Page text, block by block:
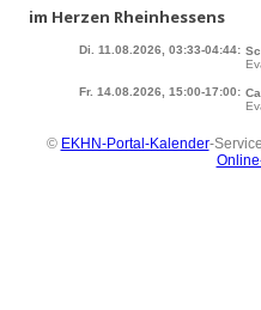
im Herzen Rheinhessens